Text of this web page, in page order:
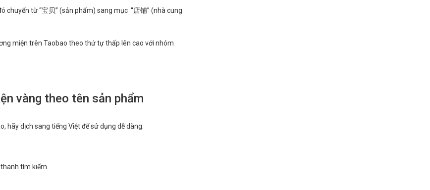
chuyển từ “宝贝” (sản phẩm) sang mục “店铺” (nhà cung
miện trên Taobao theo thứ tự thấp lên cao với nhóm
vàng theo tên sản phẩm
hãy dịch sang tiếng Việt để sử dụng dễ dàng.
tìm kiếm.